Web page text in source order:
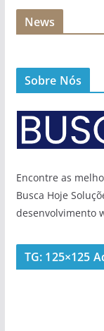
News
Sobre Nós
Encontre as
Busca Hoje
desenvolvimento
TG: 125×125